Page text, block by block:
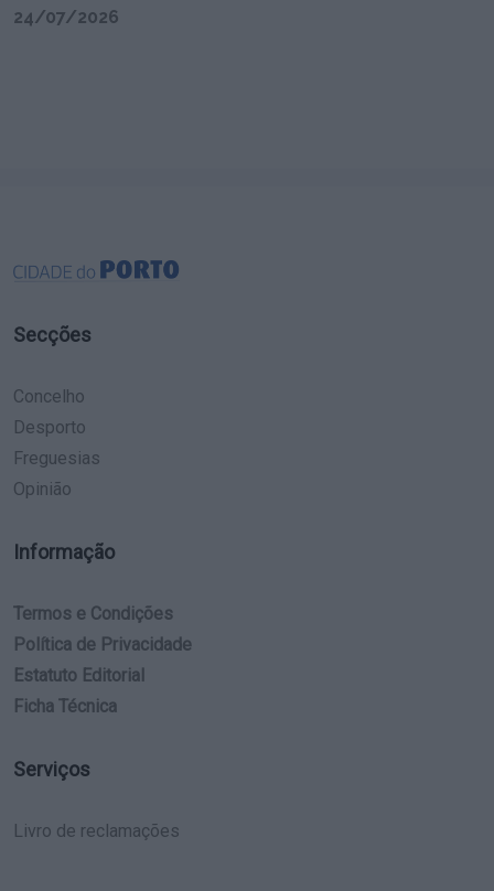
24/07/2026
Secções
Concelho
Desporto
Freguesias
Opinião
Informação
Termos e Condições
Política de Privacidade
Estatuto Editorial
Ficha Técnica
Serviços
Livro de reclamações